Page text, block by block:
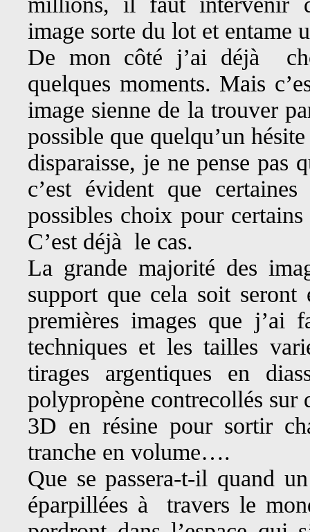
image sorte du lot et entame
De mon côté j’ai déjà
quelques moments. Mais
image sienne de la trouver
possible que quelqu’un
disparaisse, je ne pense pas
c’est évident que
possibles choix pour
C’est déjà le cas.
La grande majorité des
support que cela soit
premières images que j’ai
techniques et les tailles
tirages argentiques en
polypropène contrecollés
3D en résine pour sortir
tranche en volume….
Que se passera-t-il quand
éparpillées à travers le